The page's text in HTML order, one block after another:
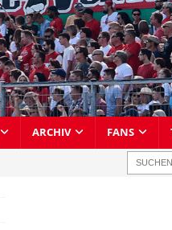
ARCHIV FANS